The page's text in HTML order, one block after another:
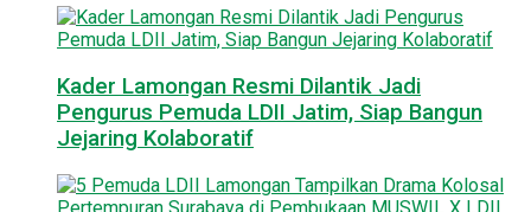
Kader Lamongan Resmi Dilantik Jadi
Pengurus Pemuda LDII Jatim, Siap Bangun
Jejaring Kolaboratif